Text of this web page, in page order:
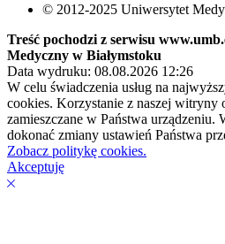
© 2012-2025 Uniwersytet
Treść pochodzi z serwisu
Medyczny w Białymstoku
Data wydruku: 08.08.2026 12:26
W celu świadczenia usług na
cookies. Korzystanie z naszej witryny
zamieszczane w Państwa urządzeniu.
dokonać zmiany ustawień Państwa
Zobacz politykę cookies.
Akceptuję